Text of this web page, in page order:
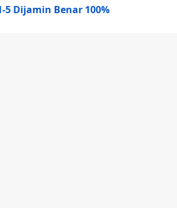
5 Dijamin Benar 100%